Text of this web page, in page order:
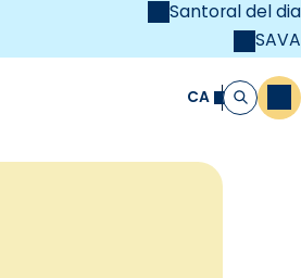
Santoral del dia
SAVA
CA Cerca